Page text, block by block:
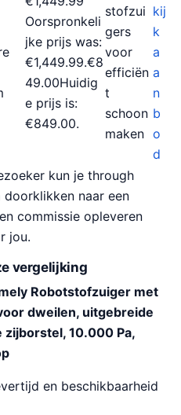
Oorspronkeli
jke prijs was:
€1,449.99.€8
49.00Huidig
e prijs is:
€849.00.
stofzui
gers
voor
efficiën
t
schoon
maken
kij
k
a
a
n
b
o
d
kun je through
naar een
commissie opleveren
jou.
vergelijking
Robotstofzuiger met
dweilen, uitgebreide
10.000 Pa,
en beschikbaarheid